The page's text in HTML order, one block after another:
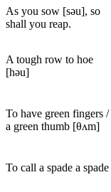
As you sow [səu], so
shall you reap.
A tough row to hoe
[həu]
To have green fingers /
a green thumb [θʌm]
To call a spade a spade